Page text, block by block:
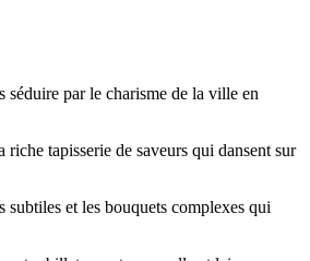
par le charisme de la ville en
tapisserie de saveurs qui dansent sur
et les bouquets complexes qui